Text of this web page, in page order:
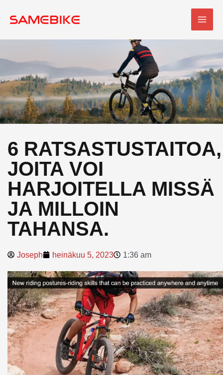
sisältöön
6 RATSASTUSTAITOA,
JOITA VOI
HARJOITELLA MISSÄ
JA MILLOIN
TAHANSA.
Joseph heinäkuu 5, 2023 1:36 am